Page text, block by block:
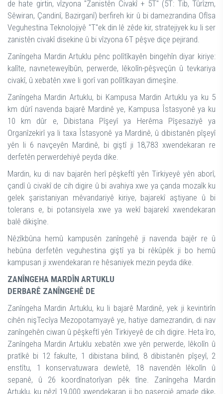
de hate girtin, vîzyona "Zanistên Civakî + 5T" (5T: Tib, Tûrîzm,
Sêwiran, Çandinî, Bazirganî) berfireh kir û bi damezrandina Ofîsa
Veguhestina Teknolojiyê "T"ek din lê zêde kir, stratejiyek ku li ser
zanistên civakî disekine û bi vîzyona 6T pêşve diçe pejirand.
Zanîngeha Mardin Artuklu pênc polîtîkayên bingehîn diyar kiriye:
kalîte, navneteweyîbûn, perwerde, lêkolîn-pêşveçûn û tevkariya
civakî, û xebatên xwe li gorî van polîtîkayan dimeşîne.
Zanîngeha Mardin Artuklu, bi Kampusa Mardin Artuklu ya ku 5
km dûrî navenda bajarê Mardinê ye, Kampusa Îstasyonê ya ku
10 km dûr e, Dibistana Pîşeyî ya Herêma Pîşesaziyê ya
Organîzekirî ya li taxa Îstasyonê ya Mardinê, û dibistanên pîşeyî
yên li 6 navçeyên Mardinê, bi giştî ji 18,783 xwendekaran re
derfetên perwerdehiyê peyda dike.
Mardin, ku di nav bajarên herî pêşkeftî yên Tirkiyeyê yên aborî,
çandî û civakî de cih digire û bi avahiya xwe ya çanda mozaîk ku
gelek şaristaniyan mêvandariyê kiriye, bajarekî aştiyane û bi
tolerans e, bi potansiyela xwe ya wekî bajarekî xwendekaran
balê dikişîne.
Nêzîkbûna hemû kampusên zanîngehê ji navenda bajêr re û
hebûna derfetên veguhestina giştî ya bi rêkûpêk ji bo hemû
kampusan ji xwendekaran re hêsaniyek mezin peyda dike.
ZANÎNGEHA MARDÎN ARTUKLU
DERBARÊ ZANÎNGEHÊ DE
Zanîngeha Mardin Artuklu, ku li bajarê Mardinê, yek ji kevintirîn
cihên nişTecîya Mezopotamyayê ye, hatiye damezrandin, di nav
zanîngehên ciwan û pêşkeftî yên Tirkiyeyê de cih digire. Heta îro,
Zanîngeha Mardin Artuklu xebatên xwe yên perwerde, lêkolîn û
pratîkê bi 12 fakulte, 1 dibistana bilind, 8 dibistanên pîşeyî, 2
enstîtu, 1 konservatuwara dewletê, 18 navendên lêkolîn û
sepanê, û 26 koordînatorîyan pêk tîne. Zanîngeha Mardin
Artuklu, ku nêzî 19,000 xwendekaran ji bo paşerojê amade dike,